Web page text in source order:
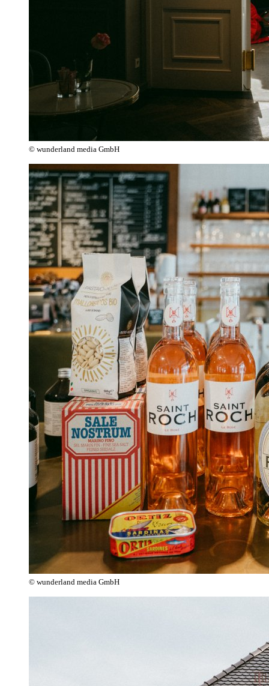
© wunderland media GmbH
© wunderland media GmbH